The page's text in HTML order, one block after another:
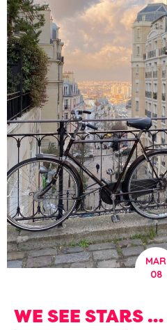
MAR
08
WE SEE STARS …